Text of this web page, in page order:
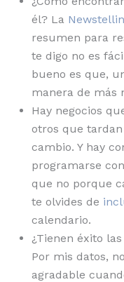
él? La
resumen para
te digo no es
bueno es que,
manera de más
Hay negocios
otros que
cambio. Y hay
programarse
que no porque
te olvides de
calendario.
¿Tienen éxito
Por mis datos,
agradable